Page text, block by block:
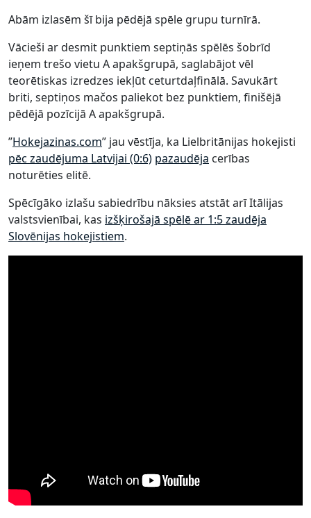
Abām izlasēm šī bija pēdējā spēle grupu turnīrā.
Vācieši ar desmit punktiem septiņās spēlēs šobrīd
ieņem trešo vietu A apakšgrupā, saglabājot vēl
teorētiskas izredzes iekļūt ceturtdaļfinālā. Savukārt
briti, septiņos mačos paliekot bez punktiem, finišējā
pēdējā pozīcijā A apakšgrupā.
”Hokejazinas.com” jau vēstīja, ka Lielbritānijas hokejisti
pēc zaudējuma Latvijai (0:6) pazaudēja cerības
noturēties elitē.
Spēcīgāko izlašu sabiedrību nāksies atstāt arī Itālijas
valstsvienībai, kas izšķirošajā spēlē ar 1:5 zaudēja
Slovēnijas hokejistiem.